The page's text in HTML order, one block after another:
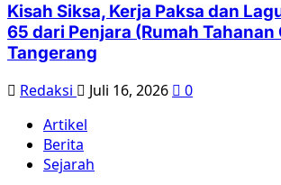
Kisah Siksa, Kerja Paksa dan
65 dari Penjara (Rumah Tahanan
Tangerang
Redaksi Juli 16, 2026
0
Artikel
Berita
Sejarah